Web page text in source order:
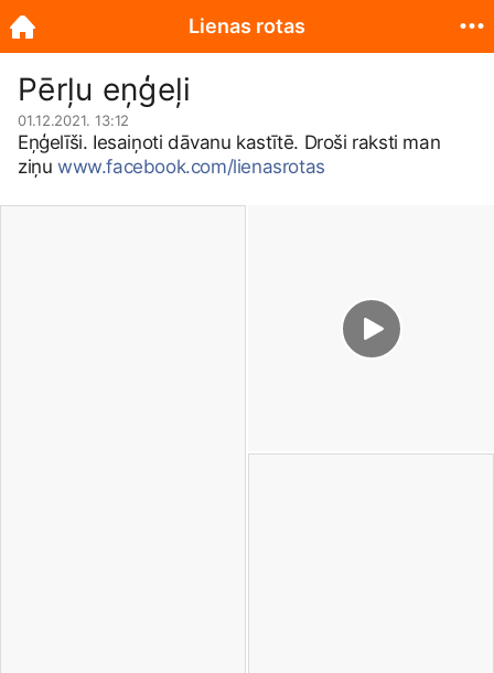
Pērļu eņģeļi
01.12.2021. 13:12
Eņģelīši. Iesaiņoti dāvanu kastītē. Droši raksti man
ziņu www.facebook.com/lienasrotas
Lienas rotas